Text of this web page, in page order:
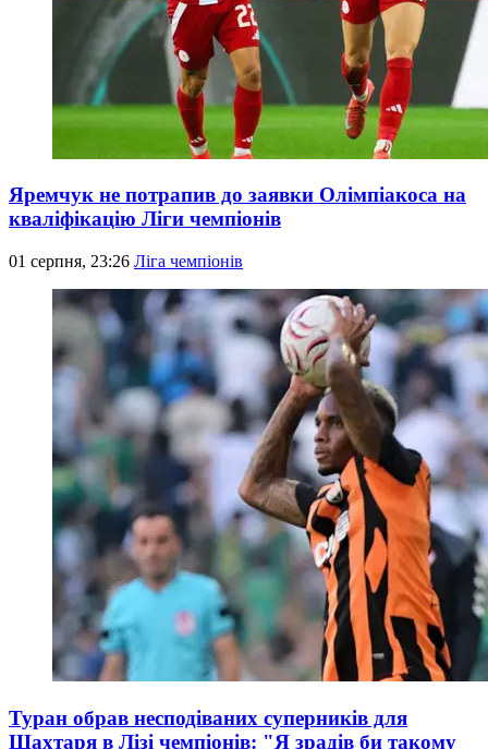
Яремчук не потрапив до заявки Олімпіакоса на
кваліфікацію Ліги чемпіонів
01 серпня, 23:26 Ліга чемпіонів
Туран обрав несподіваних суперників для
Шахтаря в Лізі чемпіонів: "Я зрадів би такому